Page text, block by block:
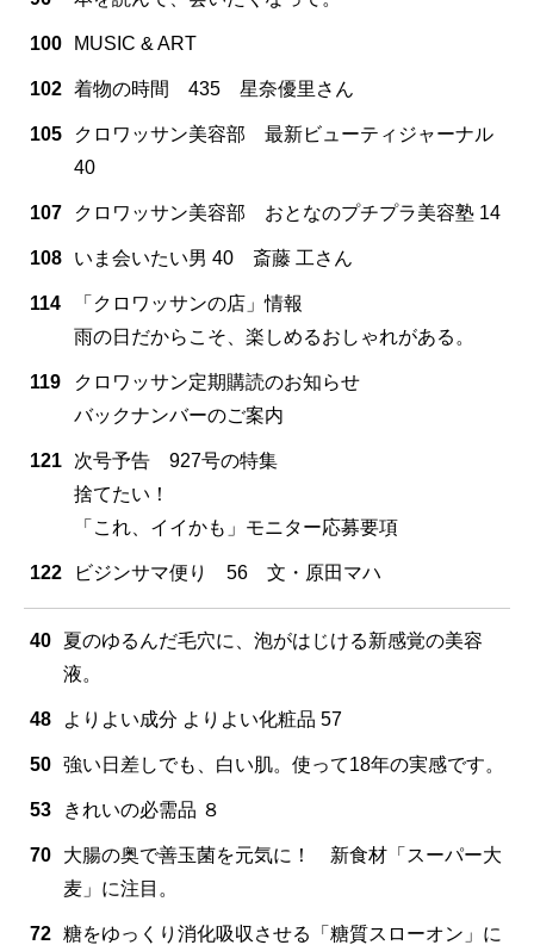
100 MUSIC & ART
102 着物の時間 435 星奈優里さん
105
クロワッサン美容部 最新ビューティジャーナル
40
107 クロワッサン美容部 おとなのプチプラ美容塾 14
108 いま会いたい男 40 斎藤 工さん
114
「クロワッサンの店」情報
雨の日だからこそ、楽しめるおしゃれがある。
119
クロワッサン定期購読のお知らせ
バックナンバーのご案内
121
次号予告 927号の特集
捨てたい！
「これ、イイかも」モニター応募要項
122 ビジンサマ便り 56 文・原田マハ
40
夏のゆるんだ毛穴に、泡がはじける新感覚の美容
液。
48 よりよい成分 よりよい化粧品 57
50 強い日差しでも、白い肌。使って18年の実感です。
53 きれいの必需品 ８
70
大腸の奥で善玉菌を元気に！ 新食材「スーパー大
麦」に注目。
72 糖をゆっくり消化吸収させる「糖質スローオン」に